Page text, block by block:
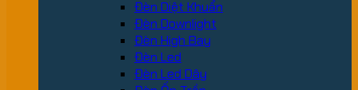
Đèn Diệt Khuẩn
Đèn Downlight
Đèn High Bay
Đèn Led
Đèn Led Dây